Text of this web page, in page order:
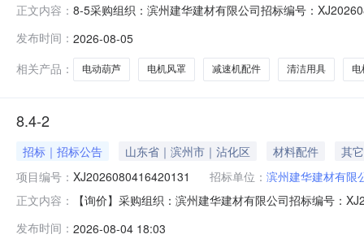
正文内容： 8-5采购组织：滨州建华建材有限公司招标编号：
动葫芦*220v无刷变频-300kg个1.0滨州亚格菲商贸有限
发布时间： 2026-08-05
相关产品：
电动葫芦 电机风罩 减速机配件 清洁用具 电
8.4-2
招标｜招标公告 山东省｜滨州市｜沾化区 材料配件
其它
项目编号： XJ2026080416420131 招标单位： 滨州建华建材有限
正文内容：
【询价】采购组织：滨州建华建材有限公司招标编号：
片*Φ107*1.2300.0片询价合金刀片*YG8*A325Z1.0片注
发布时间： 2026-08-04 18:03